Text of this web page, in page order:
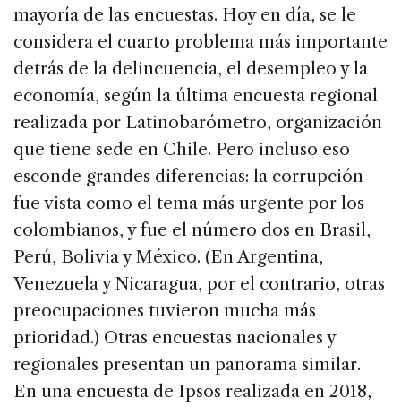
mayoría de las encuestas. Hoy en día, se le
considera el cuarto problema más importante
detrás de la delincuencia, el desempleo y la
economía, según la última encuesta regional
realizada por Latinobarómetro, organización
que tiene sede en Chile. Pero incluso eso
esconde grandes diferencias: la corrupción
fue vista como el tema más urgente por los
colombianos, y fue el número dos en Brasil,
Perú, Bolivia y México. (En Argentina,
Venezuela y Nicaragua, por el contrario, otras
preocupaciones tuvieron mucha más
prioridad.) Otras encuestas nacionales y
regionales presentan un panorama similar.
En una encuesta de Ipsos realizada en 2018,